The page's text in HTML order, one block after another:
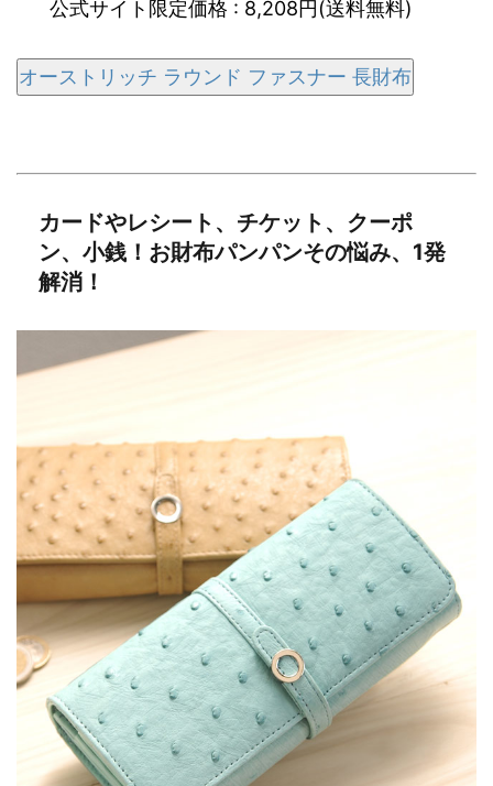
公式サイト限定価格 : 8,208円(送料無料)
オーストリッチ ラウンド ファスナー 長財布
カードやレシート、チケット、クーポ
ン、小銭！お財布パンパンその悩み、1発
解消！